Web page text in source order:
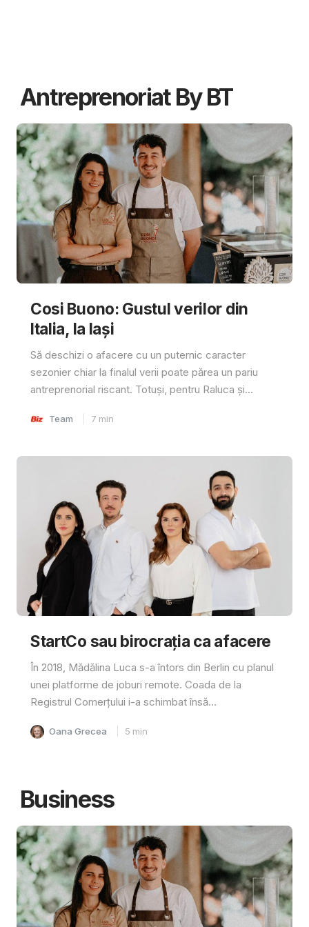
Antreprenoriat By BT
Cosi Buono: Gustul verilor din
Italia, la Iași
Să deschizi o afacere cu un puternic caracter
sezonier chiar la finalul verii poate părea un pariu
antreprenorial riscant. Totuși, pentru Raluca și...
Team 7 min
StartCo sau birocrația ca afacere
În 2018, Mădălina Luca s-a întors din Berlin cu planul
unei platforme de joburi remote. Coada de la
Registrul Comerțului i-a schimbat însă...
Oana Grecea 5 min
Business